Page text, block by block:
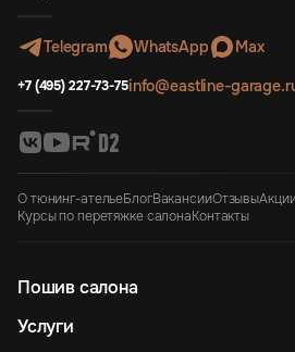
Telegram WhatsApp Max
+7 (495) 227-73-75info@eastline-
О тюнинг-ательеБлогВакансииОтзывы
Курсы по перетяжке салонаКонтакты
Пошив салона
Услуги